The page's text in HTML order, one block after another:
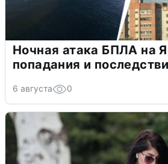
Ночная атака БПЛА на
попадания и
6 августа 0